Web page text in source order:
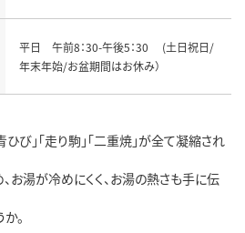
平日 午前8：30-午後5：30 (土日祝日/
年末年始/お盆期間はお休み）
び」「走り駒」「二重焼」が全て凝縮され
お湯が冷めにくく、お湯の熱さも手に伝
。